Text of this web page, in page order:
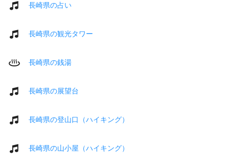
長崎県の占い
長崎県の観光タワー
長崎県の銭湯
長崎県の展望台
長崎県の登山口（ハイキング）
長崎県の山小屋（ハイキング）